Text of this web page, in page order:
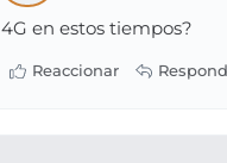
4G en estos tiempos?